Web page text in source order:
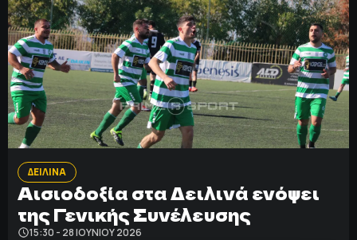
ΔΕΙΛΙΝΑ
Αισιοδοξία στα Δειλινά ενόψει
της Γενικής Συνέλευσης
15:30 - 28 ΙΟΥΝΊΟΥ 2026